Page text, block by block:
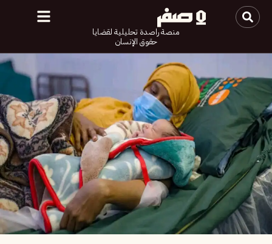
منصة راصدة تحليلية لقضايا
حقوق الإنسان